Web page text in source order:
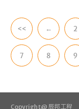
<< ← 2
7 8 9
Copyright @ 辰邦工程